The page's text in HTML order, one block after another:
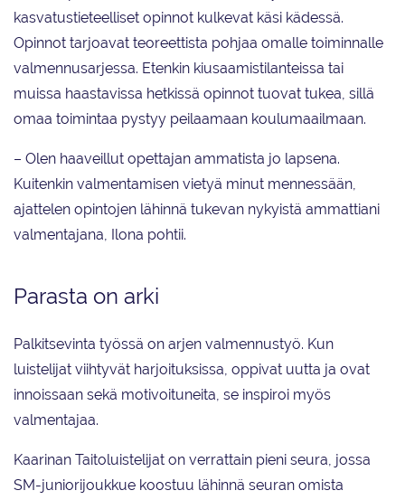
kasvatustieteelliset opinnot kulkevat käsi kädessä.
Opinnot tarjoavat teoreettista pohjaa omalle toiminnalle
valmennusarjessa. Etenkin kiusaamistilanteissa tai
muissa haastavissa hetkissä opinnot tuovat tukea, sillä
omaa toimintaa pystyy peilaamaan koulumaailmaan.
– Olen haaveillut opettajan ammatista jo lapsena.
Kuitenkin valmentamisen vietyä minut mennessään,
ajattelen opintojen lähinnä tukevan nykyistä ammattiani
valmentajana, Ilona pohtii.
Parasta on arki
Palkitsevinta työssä on arjen valmennustyö. Kun
luistelijat viihtyvät harjoituksissa, oppivat uutta ja ovat
innoissaan sekä motivoituneita, se inspiroi myös
valmentajaa.
Kaarinan Taitoluistelijat on verrattain pieni seura, jossa
SM-juniorijoukkue koostuu lähinnä seuran omista